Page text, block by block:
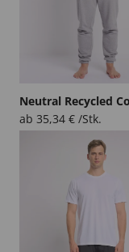
ab 35,34 € /Stk.